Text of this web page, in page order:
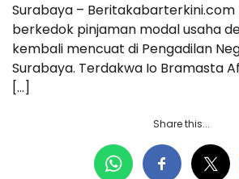
Surabaya – Beritakabarterkini.com
berkedok pinjaman modal usaha
kembali mencuat di Pengadilan
Surabaya. Terdakwa Io Bramasta
[…]
Share this...